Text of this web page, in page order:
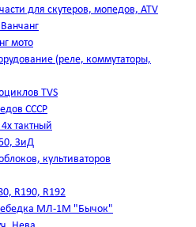
для скутеров, мопедов, ATV
мото
(реле, коммутаторы,
TVS
СССР
тактный
ЗиД
культиваторов
R190, R192
МЛ-1М "Бычок"